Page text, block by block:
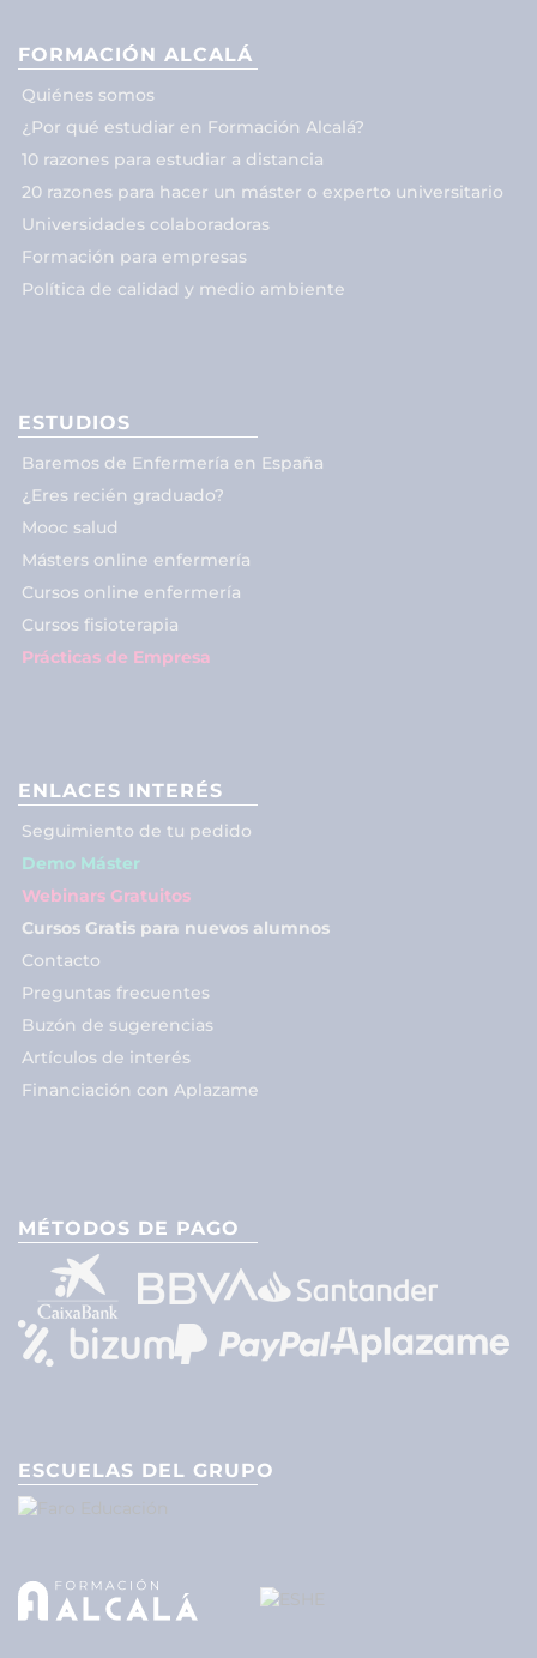
FORMACIÓN ALCALÁ
Quiénes somos
¿Por qué estudiar en Formación Alcalá?
10 razones para estudiar a distancia
20 razones para hacer un máster o experto universitario
Universidades colaboradoras
Formación para empresas
Política de calidad y medio ambiente
ESTUDIOS
Baremos de Enfermería en España
¿Eres recién graduado?
Mooc salud
Másters online enfermería
Cursos online enfermería
Cursos fisioterapia
Prácticas de Empresa
ENLACES INTERÉS
Seguimiento de tu pedido
Demo Máster
Webinars Gratuitos
Cursos Gratis para nuevos alumnos
Contacto
Preguntas frecuentes
Buzón de sugerencias
Artículos de interés
Financiación con Aplazame
MÉTODOS DE PAGO
ESCUELAS DEL GRUPO